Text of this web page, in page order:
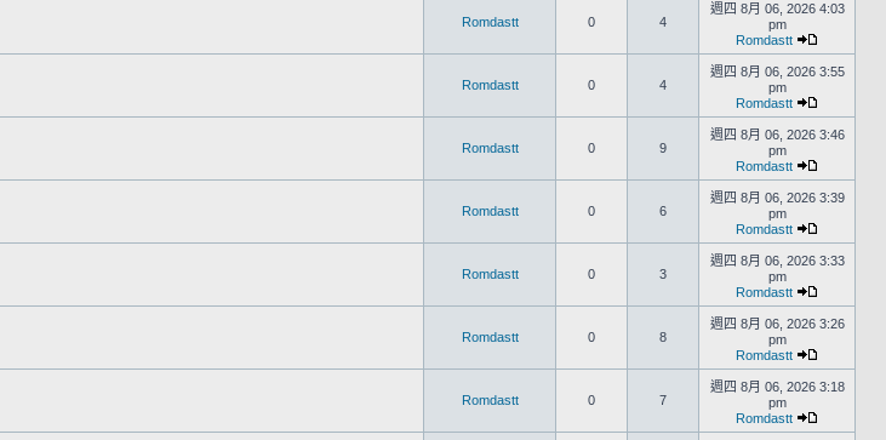
Romdastt 0 4
週四 8月 06, 2026 4:03
pm
Romdastt
Romdastt 0 4
週四 8月 06, 2026 3:55
pm
Romdastt
Romdastt 0 9
週四 8月 06, 2026 3:46
pm
Romdastt
Romdastt 0 6
週四 8月 06, 2026 3:39
pm
Romdastt
Romdastt 0 3
週四 8月 06, 2026 3:33
pm
Romdastt
Romdastt 0 8
週四 8月 06, 2026 3:26
pm
Romdastt
Romdastt 0 7
週四 8月 06, 2026 3:18
pm
Romdastt